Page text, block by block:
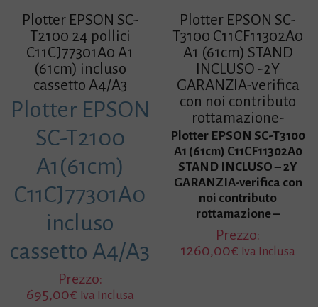
Plotter EPSON SC-
T2100 24 pollici
C11CJ77301A0 A1
(61cm) incluso
cassetto A4/A3
Plotter EPSON
SC-T2100
A1(61cm)
C11CJ77301A0
incluso
cassetto A4/A3
Prezzo:
695,00€ Iva Inclusa
Plotter EPSON SC-
T3100 C11CF11302A0
A1 (61cm) STAND
INCLUSO -2Y
GARANZIA-verifica
con noi contributo
rottamazione-
Plotter EPSON SC-T3100
A1 (61cm) C11CF11302A0
STAND INCLUSO – 2Y
GARANZIA-verifica con
noi contributo
rottamazione –
Prezzo:
1260,00€ Iva Inclusa